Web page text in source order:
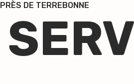
DE TERREBONNE